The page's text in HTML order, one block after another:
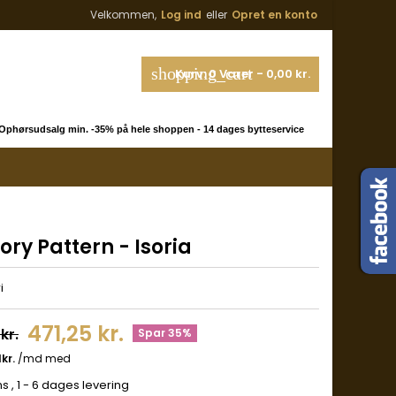
Velkommen, Log ind eller Opret en konto
shopping_cart
Kurv:0 Varer - 0,00 kr.
min. -35% på hele shoppen - 14 dages bytteservice
Pattern - Isoria
471,25 kr. Spar 35%
, 1 - 6 dages levering